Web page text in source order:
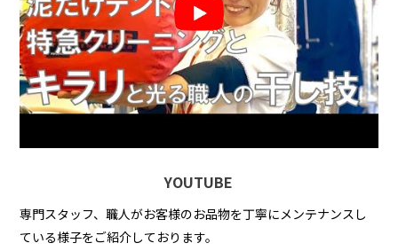
YOUTUBE
専門スタッフ、職人がお客様のお品物を丁寧にメンテナンスし
ている様子をご紹介しております。